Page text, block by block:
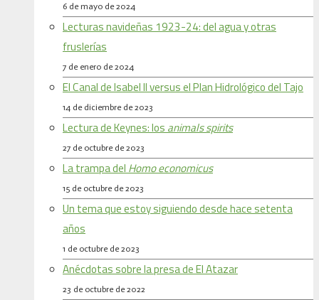
6 de mayo de 2024
Lecturas navideñas 1923-24: del agua y otras
fruslerías
7 de enero de 2024
El Canal de Isabel II versus el Plan Hidrológico del Tajo
14 de diciembre de 2023
Lectura de Keynes: los animals spirits
27 de octubre de 2023
La trampa del Homo economicus
15 de octubre de 2023
Un tema que estoy siguiendo desde hace setenta
años
1 de octubre de 2023
Anécdotas sobre la presa de El Atazar
23 de octubre de 2022